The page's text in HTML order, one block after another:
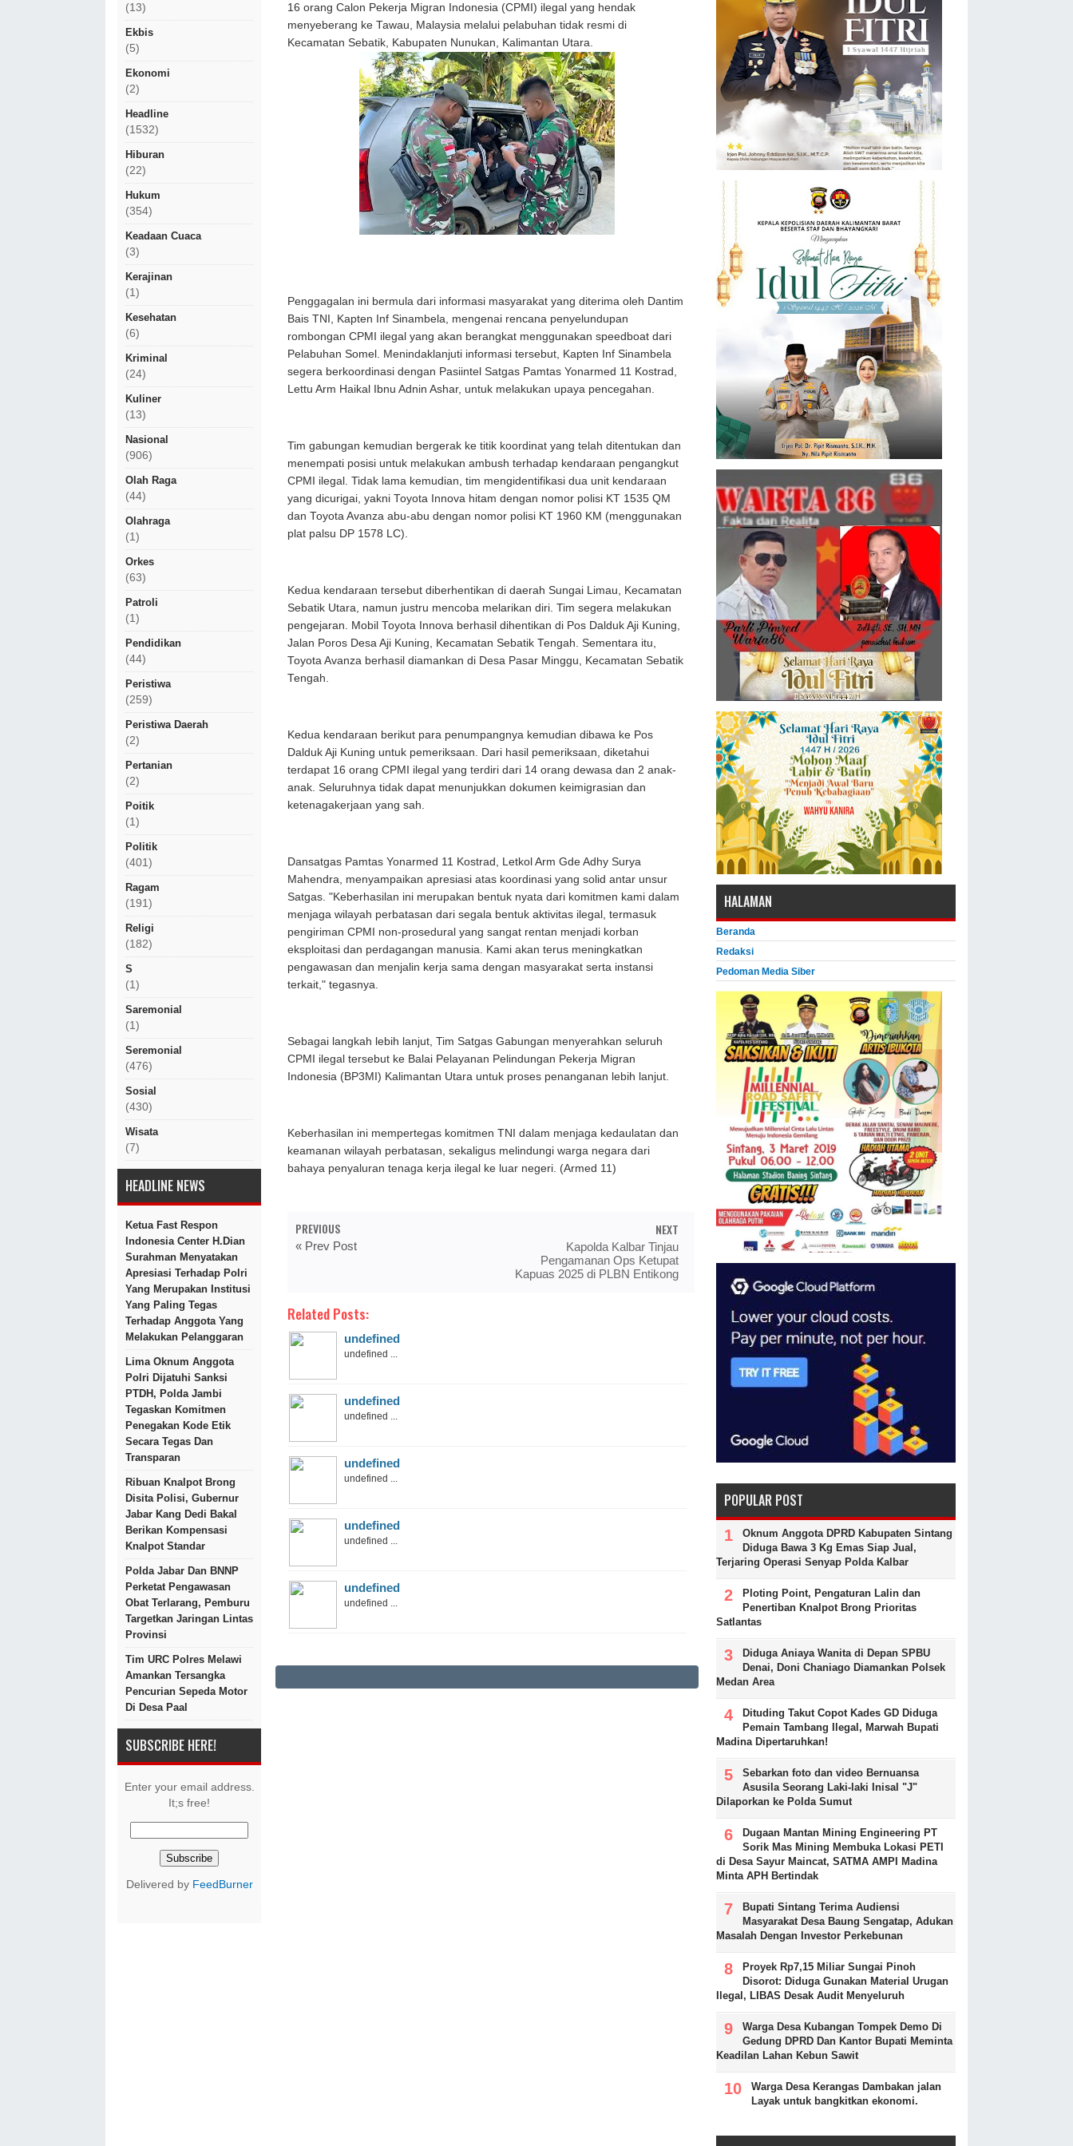
(13)
Ekbis
(5)
Ekonomi
(2)
Headline
(1532)
Hiburan
(22)
Hukum
(354)
Keadaan Cuaca
(3)
Kerajinan
(1)
Kesehatan
(6)
Kriminal
(24)
Kuliner
(13)
Nasional
(906)
Olah Raga
(44)
Olahraga
(1)
Orkes
(63)
Patroli
(1)
Pendidikan
(44)
Peristiwa
(259)
Peristiwa Daerah
(2)
Pertanian
(2)
Poitik
(1)
Politik
(401)
Ragam
(191)
Religi
(182)
S
(1)
Saremonial
(1)
Seremonial
(476)
Sosial
(430)
Wisata
(7)
HEADLINE NEWS
Ketua Fast Respon
Indonesia Center H.Dian
Surahman Menyatakan
Apresiasi Terhadap Polri
Yang Merupakan Institusi
Yang Paling Tegas
Terhadap Anggota Yang
Melakukan Pelanggaran
Lima Oknum Anggota
Polri Dijatuhi Sanksi
PTDH, Polda Jambi
Tegaskan Komitmen
Penegakan Kode Etik
Secara Tegas Dan
Transparan
Ribuan Knalpot Brong
Disita Polisi, Gubernur
Jabar Kang Dedi Bakal
Berikan Kompensasi
Knalpot Standar
Polda Jabar Dan BNNP
Perketat Pengawasan
Obat Terlarang, Pemburu
Targetkan Jaringan Lintas
Provinsi
Tim URC Polres Melawi
Amankan Tersangka
Pencurian Sepeda Motor
Di Desa Paal
SUBSCRIBE HERE!
Enter your email address.
It;s free!
Delivered by FeedBurner
16 orang Calon Pekerja Migran Indonesia (CPMI) ilegal yang hendak
menyeberang ke Tawau, Malaysia melalui pelabuhan tidak resmi di
Kecamatan Sebatik, Kabupaten Nunukan, Kalimantan Utara.
Penggagalan ini bermula dari informasi masyarakat yang diterima oleh Dantim
Bais TNI, Kapten Inf Sinambela, mengenai rencana penyelundupan
rombongan CPMI ilegal yang akan berangkat menggunakan speedboat dari
Pelabuhan Somel. Menindaklanjuti informasi tersebut, Kapten Inf Sinambela
segera berkoordinasi dengan Pasiintel Satgas Pamtas Yonarmed 11 Kostrad,
Lettu Arm Haikal Ibnu Adnin Ashar, untuk melakukan upaya pencegahan.
Tim gabungan kemudian bergerak ke titik koordinat yang telah ditentukan dan
menempati posisi untuk melakukan ambush terhadap kendaraan pengangkut
CPMI ilegal. Tidak lama kemudian, tim mengidentifikasi dua unit kendaraan
yang dicurigai, yakni Toyota Innova hitam dengan nomor polisi KT 1535 QM
dan Toyota Avanza abu-abu dengan nomor polisi KT 1960 KM (menggunakan
plat palsu DP 1578 LC).
Kedua kendaraan tersebut diberhentikan di daerah Sungai Limau, Kecamatan
Sebatik Utara, namun justru mencoba melarikan diri. Tim segera melakukan
pengejaran. Mobil Toyota Innova berhasil dihentikan di Pos Dalduk Aji Kuning,
Jalan Poros Desa Aji Kuning, Kecamatan Sebatik Tengah. Sementara itu,
Toyota Avanza berhasil diamankan di Desa Pasar Minggu, Kecamatan Sebatik
Tengah.
Kedua kendaraan berikut para penumpangnya kemudian dibawa ke Pos
Dalduk Aji Kuning untuk pemeriksaan. Dari hasil pemeriksaan, diketahui
terdapat 16 orang CPMI ilegal yang terdiri dari 14 orang dewasa dan 2 anak-
anak. Seluruhnya tidak dapat menunjukkan dokumen keimigrasian dan
ketenagakerjaan yang sah.
Dansatgas Pamtas Yonarmed 11 Kostrad, Letkol Arm Gde Adhy Surya
Mahendra, menyampaikan apresiasi atas koordinasi yang solid antar unsur
Satgas. "Keberhasilan ini merupakan bentuk nyata dari komitmen kami dalam
menjaga wilayah perbatasan dari segala bentuk aktivitas ilegal, termasuk
pengiriman CPMI non-prosedural yang sangat rentan menjadi korban
eksploitasi dan perdagangan manusia. Kami akan terus meningkatkan
pengawasan dan menjalin kerja sama dengan masyarakat serta instansi
terkait," tegasnya.
Sebagai langkah lebih lanjut, Tim Satgas Gabungan menyerahkan seluruh
CPMI ilegal tersebut ke Balai Pelayanan Pelindungan Pekerja Migran
Indonesia (BP3MI) Kalimantan Utara untuk proses penanganan lebih lanjut.
Keberhasilan ini mempertegas komitmen TNI dalam menjaga kedaulatan dan
keamanan wilayah perbatasan, sekaligus melindungi warga negara dari
bahaya penyaluran tenaga kerja ilegal ke luar negeri. (Armed 11)
PREVIOUS
« Prev Post
NEXT
Kapolda Kalbar Tinjau
Pengamanan Ops Ketupat
Kapuas 2025 di PLBN Entikong
Related Posts:
undefined
undefined ...
undefined
undefined ...
undefined
undefined ...
undefined
undefined ...
undefined
undefined ...
HALAMAN
Beranda
Redaksi
Pedoman Media Siber
POPULAR POST
Oknum Anggota DPRD Kabupaten Sintang
Diduga Bawa 3 Kg Emas Siap Jual,
Terjaring Operasi Senyap Polda Kalbar
Ploting Point, Pengaturan Lalin dan
Penertiban Knalpot Brong Prioritas
Satlantas
Diduga Aniaya Wanita di Depan SPBU
Denai, Doni Chaniago Diamankan Polsek
Medan Area
Dituding Takut Copot Kades GD Diduga
Pemain Tambang Ilegal, Marwah Bupati
Madina Dipertaruhkan!
Sebarkan foto dan video Bernuansa
Asusila Seorang Laki-laki Inisal "J"
Dilaporkan ke Polda Sumut
Dugaan Mantan Mining Engineering PT
Sorik Mas Mining Membuka Lokasi PETI
di Desa Sayur Maincat, SATMA AMPI Madina
Minta APH Bertindak
Bupati Sintang Terima Audiensi
Masyarakat Desa Baung Sengatap, Adukan
Masalah Dengan Investor Perkebunan
Proyek Rp7,15 Miliar Sungai Pinoh
Disorot: Diduga Gunakan Material Urugan
Ilegal, LIBAS Desak Audit Menyeluruh
Warga Desa Kubangan Tompek Demo Di
Gedung DPRD Dan Kantor Bupati Meminta
Keadilan Lahan Kebun Sawit
Warga Desa Kerangas Dambakan jalan
Layak untuk bangkitkan ekonomi.